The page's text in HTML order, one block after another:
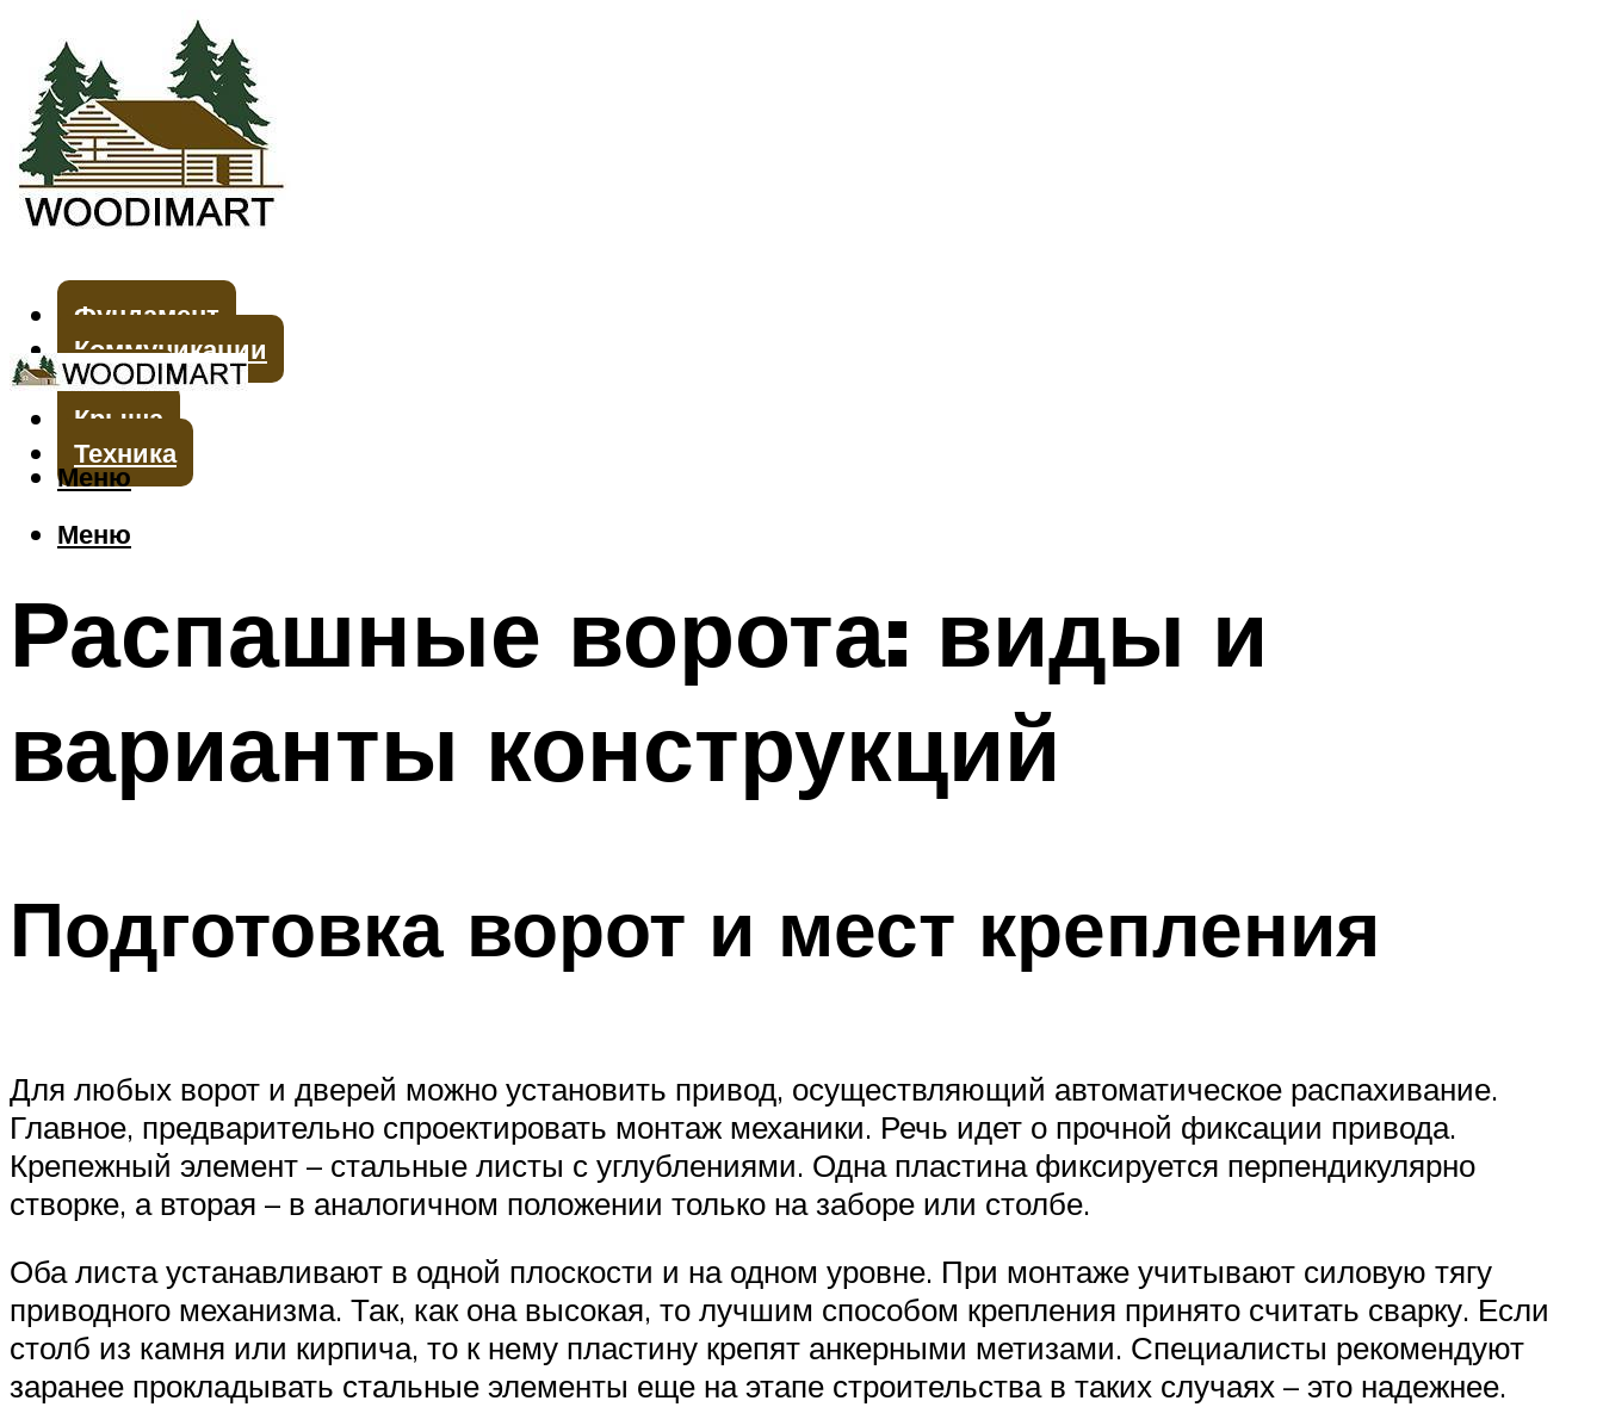
Фундамент
Коммуникации
Стены
Крыша
Техника
Меню
Меню
Распашные ворота: виды и
варианты конструкций
Подготовка ворот и мест крепления
Для любых ворот и дверей можно установить привод, осуществляющий автоматическое распахивание.
Главное, предварительно спроектировать монтаж механики. Речь идет о прочной фиксации привода.
Крепежный элемент – стальные листы с углублениями. Одна пластина фиксируется перпендикулярно
створке, а вторая – в аналогичном положении только на заборе или столбе.
Оба листа устанавливают в одной плоскости и на одном уровне. При монтаже учитывают силовую тягу
приводного механизма. Так, как она высокая, то лучшим способом крепления принято считать сварку. Если
столб из камня или кирпича, то к нему пластину крепят анкерными метизами. Специалисты рекомендуют
заранее прокладывать стальные элементы еще на этапе строительства в таких случаях – это надежнее.